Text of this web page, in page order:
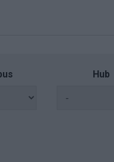
Hub